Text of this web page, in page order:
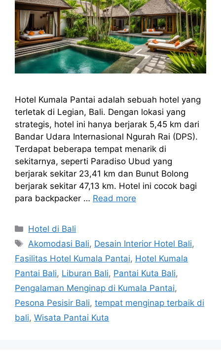
Hotel Kumala Pantai adalah sebuah hotel yang
terletak di Legian, Bali. Dengan lokasi yang
strategis, hotel ini hanya berjarak 5,45 km dari
Bandar Udara Internasional Ngurah Rai (DPS).
Terdapat beberapa tempat menarik di
sekitarnya, seperti Paradiso Ubud yang
berjarak sekitar 23,41 km dan Bunut Bolong
berjarak sekitar 47,13 km. Hotel ini cocok bagi
para backpacker … Read more
Categories
Hotel di Bali
Tags
Akomodasi Bali, Desain Interior Hotel Bali,
Fasilitas Hotel Kumala Pantai, Hotel Kumala
Pantai Bali, Liburan Bali, Pantai Kuta Bali,
Pengalaman Menginap di Kumala Pantai,
Pesona Pesisir Bali, tempat menginap terbaik di
bali, Wisata Pantai Kuta